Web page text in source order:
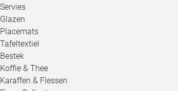
Servies
Glazen
Placemats
Tafeltextiel
Bestek
Koffie & Thee
Karaffen & Flessen